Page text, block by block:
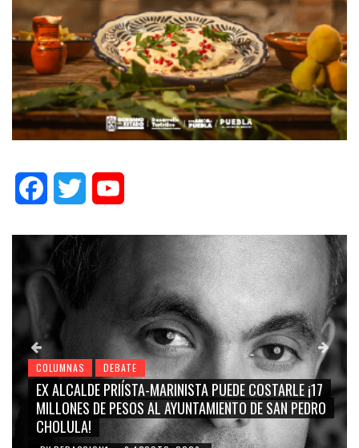
FacebookTwitter
COLUMNAS DEBATE
EX ALCALDE PRIÍSTA-MARINISTA PUEDE COSTARLE ¡17
MILLONES DE PESOS AL AYUNTAMIENTO DE SAN PEDRO
CHOLULA!